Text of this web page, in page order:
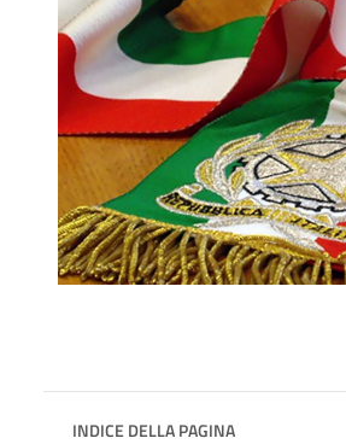
INDICE DELLA PAGINA